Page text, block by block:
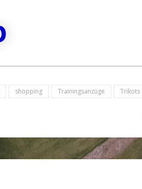
shopping Trainingsanzüge Trikots